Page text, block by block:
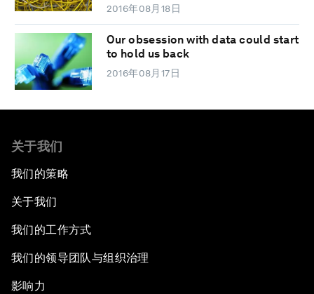
2016年08月18日
Our obsession with data could start
to hold us back
2016年08月17日
关于我们
我们的策略
关于我们
我们的工作方式
我们的领导团队与组织治理
影响力